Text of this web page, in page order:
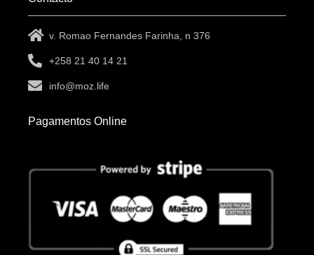
v. Romao Fernandes Farinha, n 376
+258 21 40 14 21
info@moz.life
Pagamentos Online